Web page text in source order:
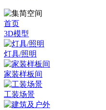
首页
3D模型
灯具/照明
家装样板间
工装场景